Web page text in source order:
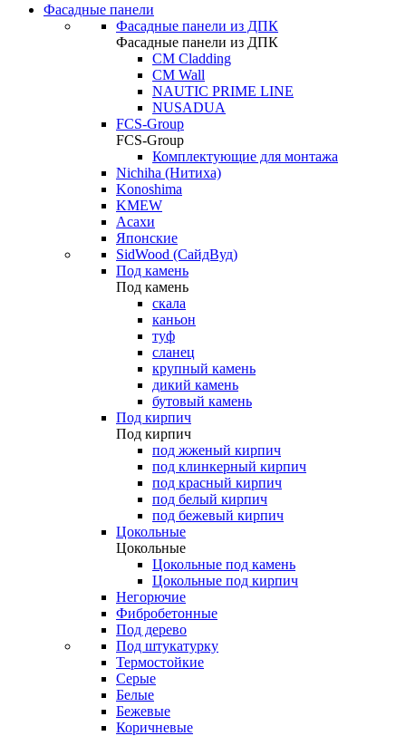
Фасадные панели
Фасадные панели из ДПК
Фасадные панели из ДПК
CM Cladding
CM Wall
NAUTIC PRIME LINE
NUSADUA
FCS-Group
FCS-Group
Комплектующие для монтажа
Nichiha (Нитиха)
Konoshima
KMEW
Асахи
Японские
SidWood (СайдВуд)
Под камень
Под камень
скала
каньон
туф
сланец
крупный камень
дикий камень
бутовый камень
Под кирпич
Под кирпич
под жженый кирпич
под клинкерный кирпич
под красный кирпич
под белый кирпич
под бежевый кирпич
Цокольные
Цокольные
Цокольные под камень
Цокольные под кирпич
Негорючие
Фибробетонные
Под дерево
Под штукатурку
Термостойкие
Серые
Белые
Бежевые
Коричневые